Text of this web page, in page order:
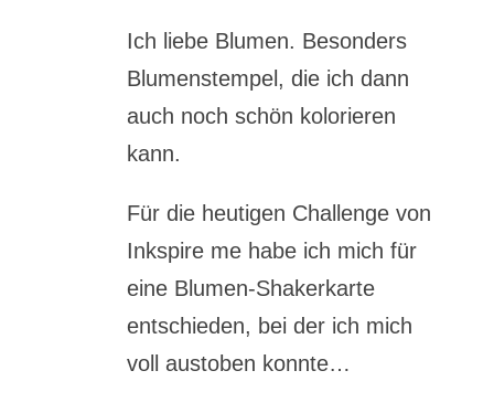
Ich liebe Blumen. Besonders
Blumenstempel, die ich dann
auch noch schön kolorieren
kann.
Für die heutigen Challenge von
Inkspire me habe ich mich für
eine Blumen-Shakerkarte
entschieden, bei der ich mich
voll austoben konnte…